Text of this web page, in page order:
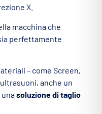
X.
macchina che
perfettamente
– come Screen,
anche un
unasoluzione di taglio